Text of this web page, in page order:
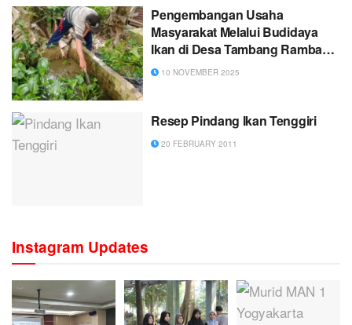
Pengembangan Usaha
Masyarakat Melalui Budidaya
Ikan di Desa Tambang Rambang
Dusun VIPemberdayaan
10 NOVEMBER 2025
Resep Pindang Ikan Tenggiri
20 FEBRUARY 2011
Instagram Updates